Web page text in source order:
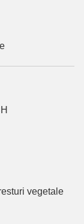
vegetale